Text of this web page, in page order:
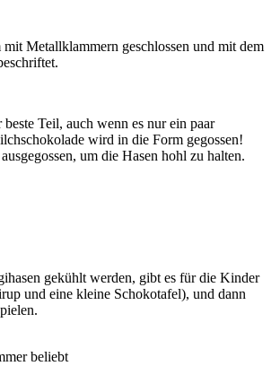
Metallklammern geschlossen und mit dem
Teil, auch wenn es nur ein paar
wird in die Form gegossen!
um die Hasen hohl zu halten.
gekühlt werden, gibt es für die Kinder
und eine kleine Schokotafel), und dann
beliebt